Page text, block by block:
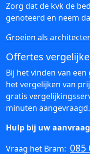
Zorg dat de kvk de
genoteerd en neem
Groeien als
Offertes
Bij het vinden van
het vergelijken van
gratis
minuten aangevraagd.
Hulp bij uw
Vraag het Bram: 085